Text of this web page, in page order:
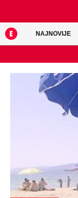
NAJNOVIJE